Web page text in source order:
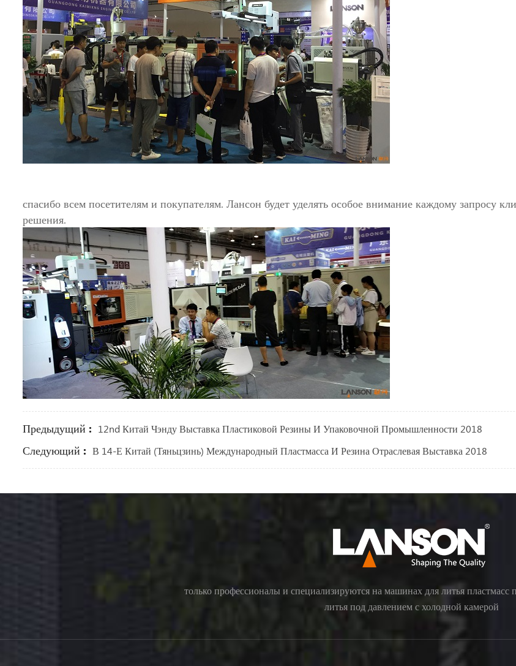
спасибо всем посетителям и покупателям. Лансон будет уделять особое внимание каждому запросу
решения.
Предыдущий : 12nd Китай Чэнду Выставка Пластиковой Резины И Упаковочной Промышленности 2018
Следующий : В 14-Е Китай (Тяньцзинь) Международный Пластмасса И Резина Отраслевая Выставка 2018
только профессионалы и специализируются на машинах для литья
литья под давлением с холодной камерой